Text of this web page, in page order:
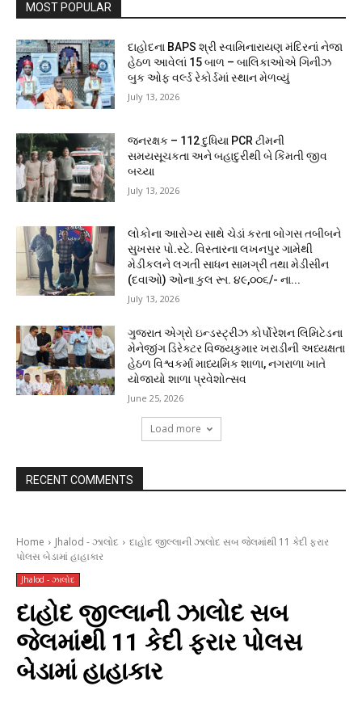
MOST POPULAR
દાહોદના BAPS શ્રી સ્વામિનારાયણ મંદિરનાં નેજા
હેઠળ આવેલાં 15 બાળ – બાલિકાઓએ ગિનીઝ
બુક ઓફ વર્લ્ડ રેકોર્ડમાં સ્થાન મેળવ્યું
July 13, 2026
જનરક્ષક – 112 દુધિયા PCR ટીમની
સમયસૂચકતા અને બહાદુરીથી બે કિંમતી જીવ
બચ્યા
July 13, 2026
લોકોના આરોગ્ય સાથે ચેડાં કરતા બોગસ તબીબને
સુખસર પો.સ્ટે. વિસ્તારના લખનપુર ગામેથી
મેડીકલને લગતી સાધન સામગ્રી તથા મેડીસીન
(દવાઓ) ઓના કુલ રૂા. ૪૯,૦૦૬/- ના...
July 13, 2026
ગુજરાત એગ્રો ઇન્ડસ્ટ્રીઝ કોર્પોરેશન લિમિટેડના
મેનેજીંગ ડિરેક્ટર વિજયકુમાર ખરાડીની અધ્યક્ષતા
હેઠળ વિશ્વકર્મા માધ્યમિક શાળા, નગરાળા ખાતે
યોજાયો શાળા પ્રવેશોત્સવ
June 25, 2026
Load more
RECENT COMMENTS